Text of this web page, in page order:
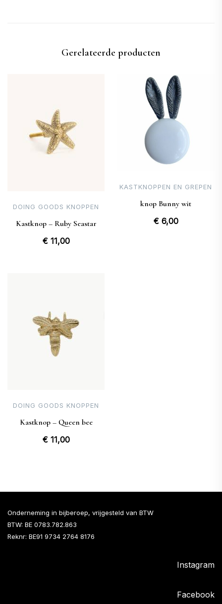
Gerelateerde producten
DOING GOODS KNOPPEN
Kastknop – Ruby Seastar
€11,00
KASTKNOPPEN EN GREPEN
knop Bunny wit
€6,00
DOING GOODS KNOPPEN
Kastknop – Queen bee
€11,00
Onderneming in bijberoep, vrijgesteld van BTW
BTW: BE 0783.782.863
Reknr: BE91 9734 2764 8176
Instagram
Facebook